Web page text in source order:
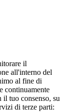
il
all'interno del
al fine di
continuamente
il tuo consenso, su
di terze parti: